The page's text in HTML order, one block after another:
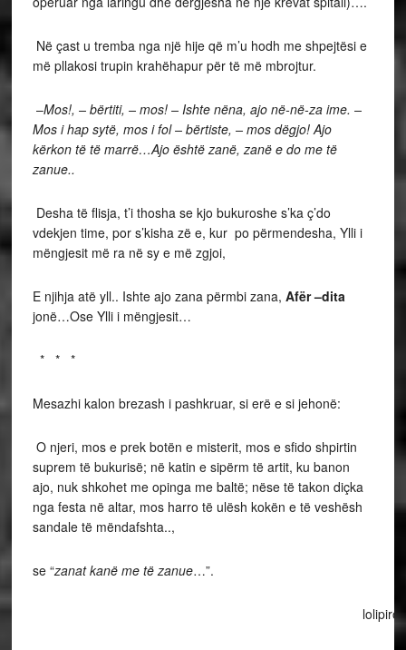
Në çast u tremba nga një hije që m’u hodh me shpejtësi e
më pllakosi trupin krahëhapur për të më mbrojtur.
–Mos!, – bërtiti, – mos! – Ishte nëna, ajo në-në-za ime. –
Mos i hap sytë, mos i fol – bërtiste, – mos dëgjo! Ajo
kërkon të të marrë…Ajo është zanë, zanë e do me të
zanue..
Desha të flisja, t’i thosha se kjo bukuroshe s’ka ç’do
vdekjen time, por s’kisha zë e, kur po përmendesha, Ylli i
mëngjesit më ra në sy e më zgjoi,
E njihja atë yll.. Ishte ajo zana përmbi zana, Afër –dita
jonë…Ose Ylli i mëngjesit…
* * *
Mesazhi kalon brezash i pashkruar, si erë e si jehonë:
O njeri, mos e prek botën e misterit, mos e sfido shpirtin
suprem të bukurisë; në katin e sipërm të artit, ku banon
ajo, nuk shkohet me opinga me baltë; nëse të takon diçka
nga festa në altar, mos harro të ulësh kokën e të veshësh
sandale të mëndafshta..,
se “zanat kanë me të zanue…”.